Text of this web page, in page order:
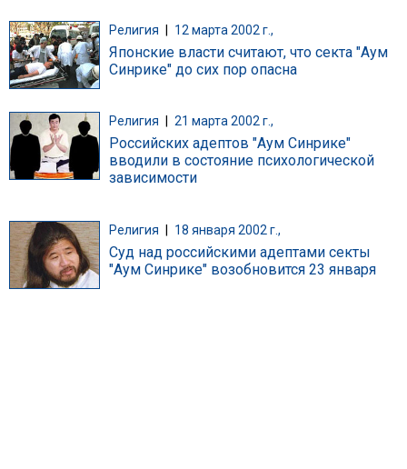
Религия 12 марта 2002 г.,
Японские власти считают, что секта "Аум
Синрике" до сих пор опасна
Религия 21 марта 2002 г.,
Российских адептов "Аум Синрике"
вводили в состояние психологической
зависимости
Религия | 18 января 2002 г.,
Суд над российскими адептами секты
"Аум Синрике" возобновится 23 января